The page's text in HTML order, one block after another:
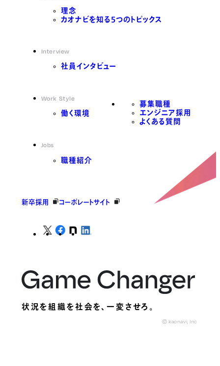
理念
カオナビを知る5つのトピックス
Interview
社員インタビュー
Work Style
働く環境
Jobs
職種紹介
募集職種
エンジニア採用
よくある質問
新卒採用 コーポレートサイト
状況を組織を社会を、一変させろ。
© kaonavi, Inc